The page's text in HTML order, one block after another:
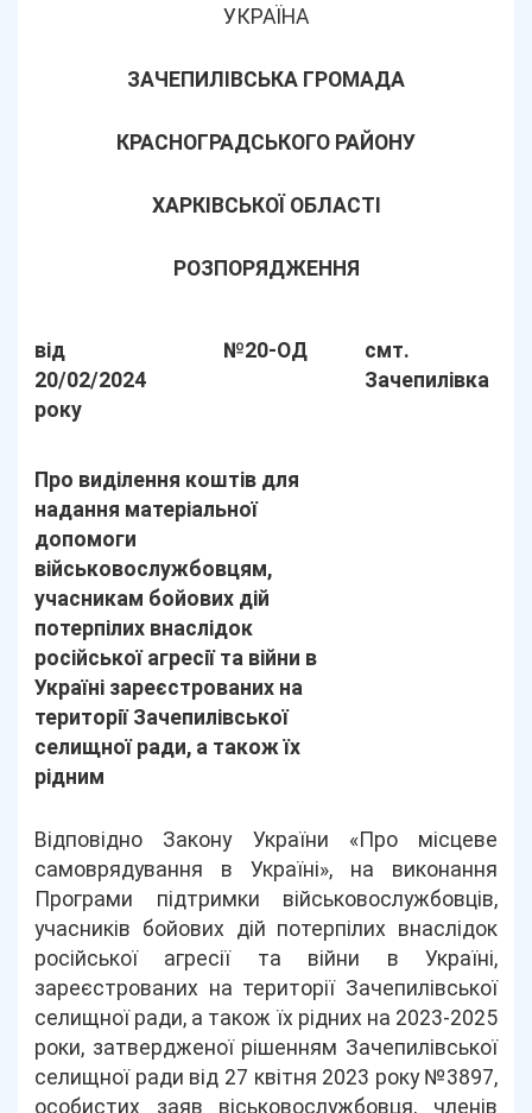
УКРАЇНА
ЗАЧЕПИЛІВСЬКА ГРОМАДА
КРАСНОГРАДСЬКОГО РАЙОНУ
ХАРКІВСЬКОЇ ОБЛАСТІ
РОЗПОРЯДЖЕННЯ
від
20/02/2024
року
№20-ОД
смт.
Зачепилівка
Про виділення коштів для
надання матеріальної
допомоги
військовослужбовцям,
учасникам бойових дій
потерпілих внаслідок
російської агресії та війни в
Україні зареєстрованих на
території Зачепилівської
селищної ради, а також їх
рідним
Відповідно Закону України «Про місцеве
самоврядування в Україні», на виконання
Програми підтримки військовослужбовців,
учасників бойових дій потерпілих внаслідок
російської агресії та війни в Україні,
зареєстрованих на території Зачепилівської
селищної ради, а також їх рідних на 2023-2025
роки, затвердженої рішенням Зачепилівської
селищної ради від 27 квітня 2023 року №3897,
особистих заяв віськовослужбовця, членів